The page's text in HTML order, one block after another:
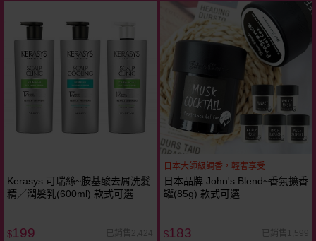
Kerasys 可瑞絲~胺基酸去屑洗髮
精／潤髮乳(600ml) 款式可選
$199 已銷售2,424
日本大師級調香，輕奢享受
日本品牌 John's Blend~香氛擴香
罐(85g) 款式可選
$183 已銷售1,599